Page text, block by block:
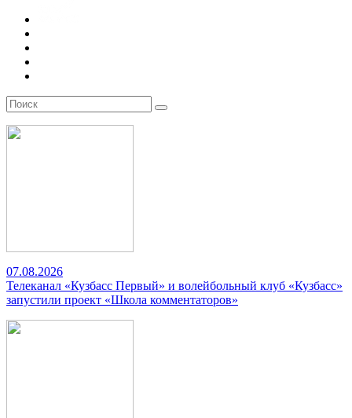
07.08.2026
Телеканал «Кузбасс Первый» и волейбольный клуб «Кузбасс»
запустили проект «Школа комментаторов»